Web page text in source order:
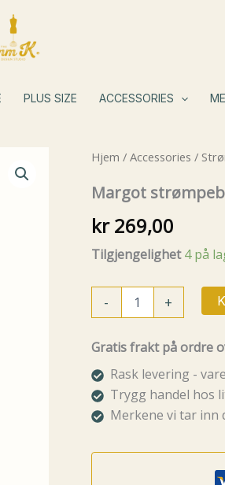
PLUS SIZE ACCESSORIES
Hjem / Accessories /
Margot
kr269,00
Tilgjengelighet 4 på
-
strømpebukser
Stains
antall
+
Gratis frakt på ordre
Rask levering -
Trygg handel hos
Merkene vi tar